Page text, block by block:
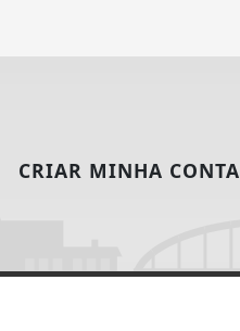
CRIAR MINHA CONTA